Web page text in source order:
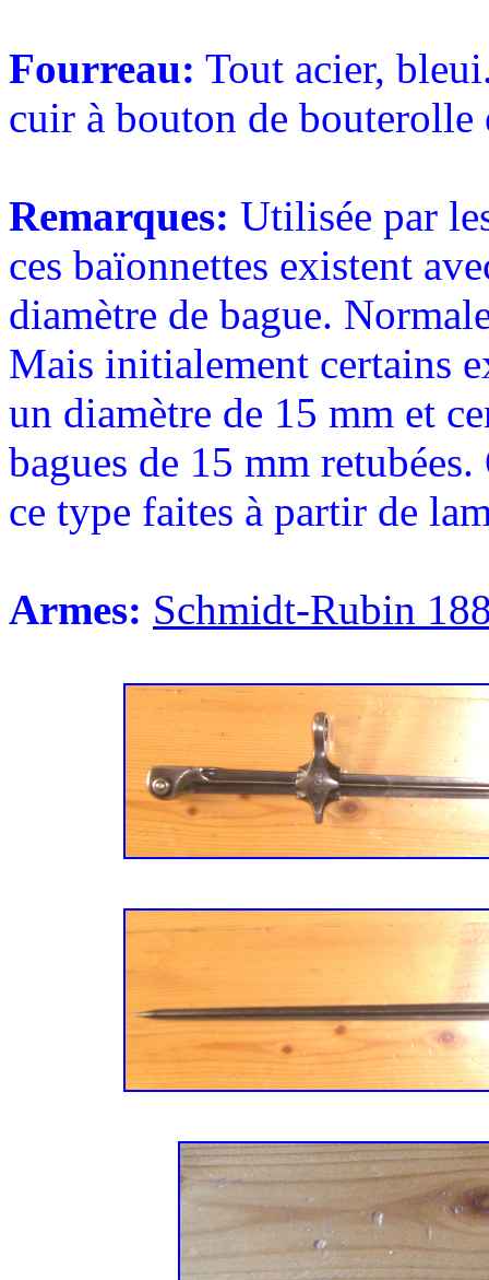
Fourreau: Tout acier,
cuir à bouton de bouterolle
Remarques: Utilisée par
ces baïonnettes existent
diamètre de bague.
Mais initialement certains
un diamètre de 15 mm et
bagues de 15 mm
ce type faites à partir de
Armes: Schmidt-Rubin